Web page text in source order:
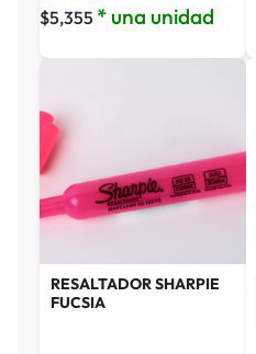
$5,355 * una unidad
RESALTADOR SHARPIE
FUCSIA